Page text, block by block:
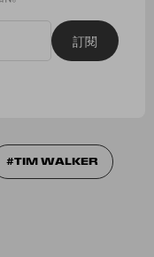
訂閱
TIM WALKER